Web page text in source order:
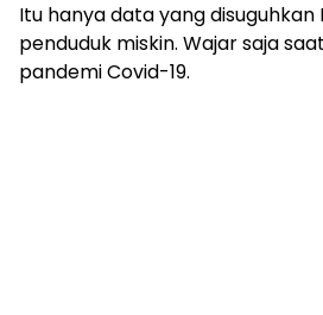
Itu hanya data yang disuguhkan
penduduk miskin. Wajar saja
pandemi Covid-19.